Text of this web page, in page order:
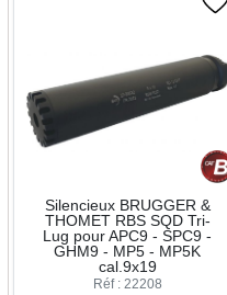
Silencieux BRUGGER &
THOMET RBS SQD Tri-
Lug pour APC9 - SPC9 -
GHM9 - MP5 - MP5K
cal.9x19
Réf : 22208